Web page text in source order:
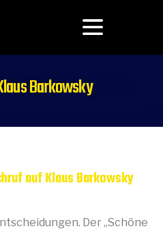
Barkowsky
auf Klaus Barkowsky
Der „Schöne